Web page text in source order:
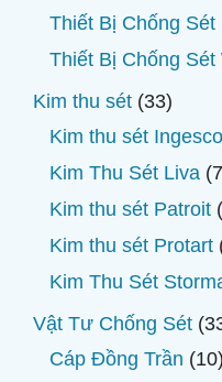
Thiết Bị Chống Sét
Thiết Bị Chống Sét
Kim thu sét 3333
sản
phẩm
Kim thu sét Ingesco
Kim Thu Sét Liva 7
Kim thu sét Patroit
Kim thu sét Protart
Kim Thu Sét
Vật Tư Chống Sét
Cáp Đồng Trần 10